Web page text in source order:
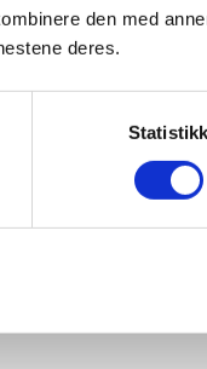
den med
deres.
Statistikk